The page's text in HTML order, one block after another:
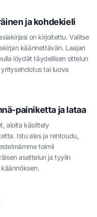
ja kohdekieli
on kirjoitettu. Valitse
käännettävän. Laajan
löydät täydellisen ottelun
tai luova
painiketta ja lataa
aloita käsittely
Istu alas ja rentoudu,
toimii
asettelun ja tyylin